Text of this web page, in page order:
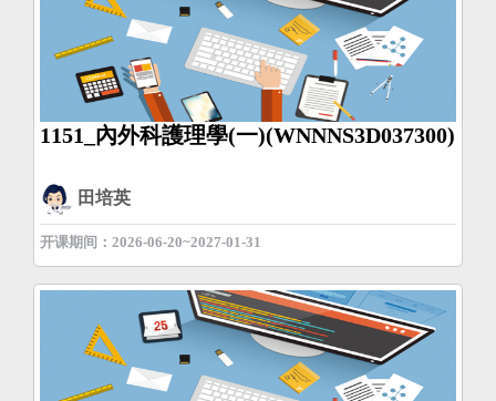
1151_內外科護理學(一)(WNNNS3D037300)
田培英
开课期间：2026-06-20~2027-01-31